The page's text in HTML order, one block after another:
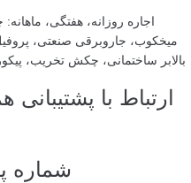
اجاره روزانه، هفتگی،
میخکوب، جاروبرقی صنعتی، پروفیل
بالابر ساختمانی، چکش تخریب،
شماره